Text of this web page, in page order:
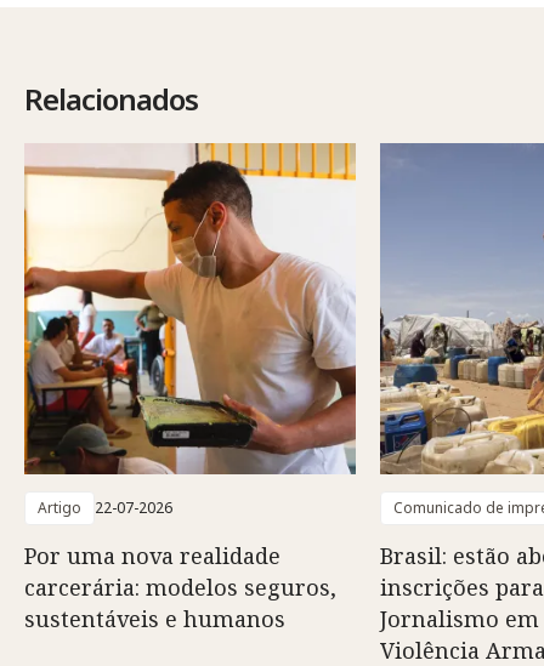
Relacionados
Artigo 22-07-2026
Por uma nova realidade
carcerária: modelos seguros,
sustentáveis e humanos
Comunicado de
Brasil: estão
inscrições
Jornalismo
Violência